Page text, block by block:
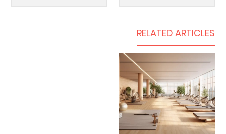
RELATED ARTICLES